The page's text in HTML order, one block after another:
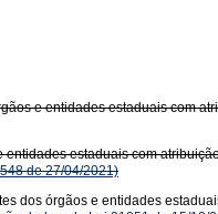
e entidades estaduais com
estaduais com
de 27/04/2021)
dos órgãos e entidades